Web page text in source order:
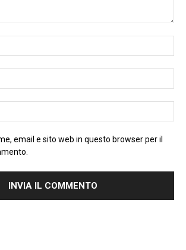
email e sito web in questo browser per il